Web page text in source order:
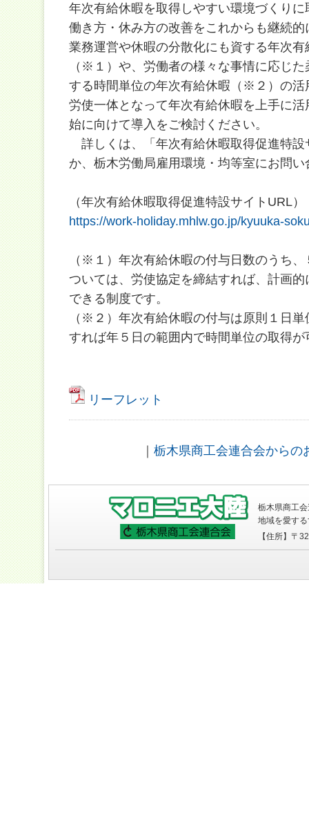
年次有給休暇を取得しやすい環境づくり
働き方・休み方の改善をこれからも継続
業務運営や休暇の分散化にも資する年次
（※１）や、労働者の様々な事情に応じ
する時間単位の年次有給休暇（※２）の活
労使一体となって年次有給休暇を上手に
始に向けて導入をご検討ください。
詳しくは、「年次有給休暇取得促進特設
か、栃木労働局雇用環境・均等室にお問
（年次有給休暇取得促進特設サイトURL）
https://work-holiday.mhlw.go.jp/kyuuka-
（※１）年次有給休暇の付与日数のうち
ついては、労使協定を締結すれば、計画
できる制度です。
（※２）年次有給休暇の付与は原則１日
すれば年５日の範囲内で時間単位の取得
リーフレット
栃木県商工会連合会からの
栃木県商工
地域を愛す
【住所】〒